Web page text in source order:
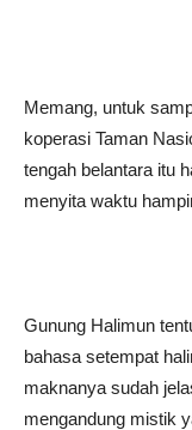
Memang, untuk
koperasi Taman
tengah belantara itu
menyita waktu
Gunung Halimun
bahasa setempat
maknanya sudah
mengandung mistik